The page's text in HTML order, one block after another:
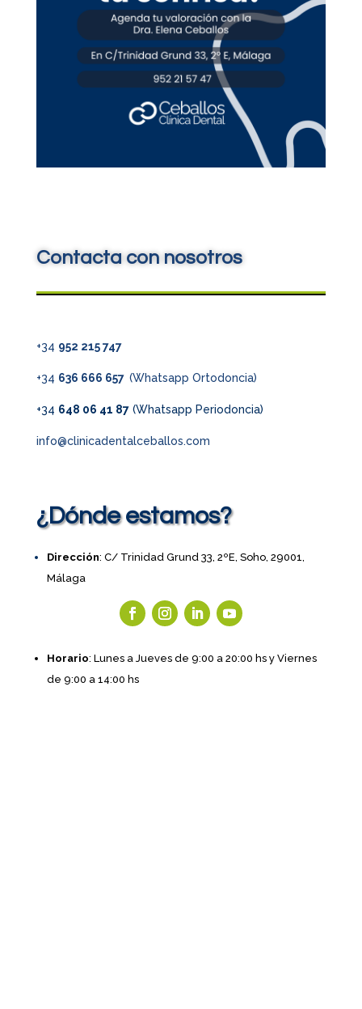
Contacta con nosotros
+34 952 215 747
+34 636 666 657 (Whatsapp Ortodoncia)
+34 648 06 41 87(Whatsapp Periodoncia)
info@clinicadentalceballos.com
¿Dónde estamos?
Dirección: C/ Trinidad Grund 33, 2ºE, Soho, 29001,
Málaga
Horario: Lunes a Jueves de 9:00 a 20:00 hs y Viernes
de 9:00 a 14:00 hs